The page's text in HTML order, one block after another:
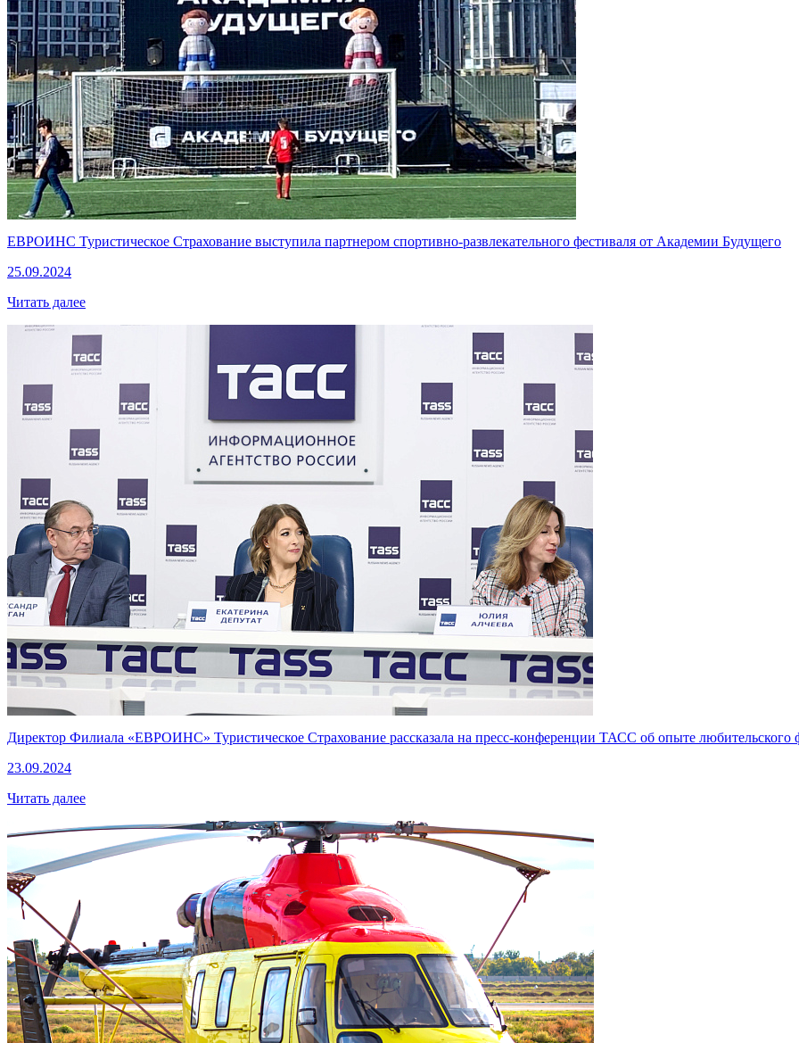
ЕВРОИНС Туристическое Страхование выступила партнером спортивно-развлекательного фестиваля от Академии Будущего
25.09.2024
Читать далее
Директор Филиала «ЕВРОИНС» Туристическое Страхование рассказала на пресс-конференции ТАСС об опыте
23.09.2024
Читать далее